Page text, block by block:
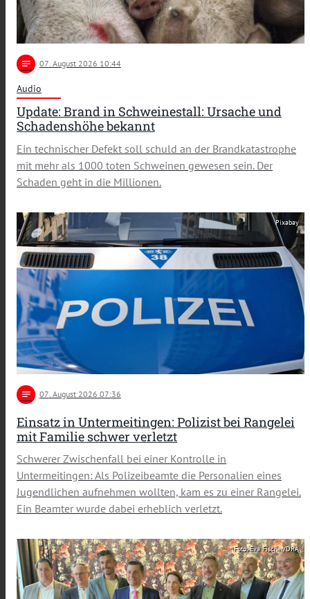
notes 07. August 2026 10:44
Audio
Update: Brand in Schweinestall: Ursache und
Schadenshöhe bekannt
Ein technischer Defekt soll schuld an der Brandkatastrophe
mit mehr als 1000 toten Schweinen gewesen sein. Der
Schaden geht in die Millionen.
Pixabay
notes 07. August 2026 07:36
Einsatz in Untermeitingen: Polizist bei Rangelei
mit Familie schwer verletzt
Schwerer Zwischenfall bei einer Kontrolle in
Untermeitingen: Als Polizeibeamte die Personalien eines
Jugendlichen aufnehmen wollten, kam es zu einer Rangelei.
Ein Beamter wurde dabei erheblich verletzt.
Foto: Eva Fischer/DRA